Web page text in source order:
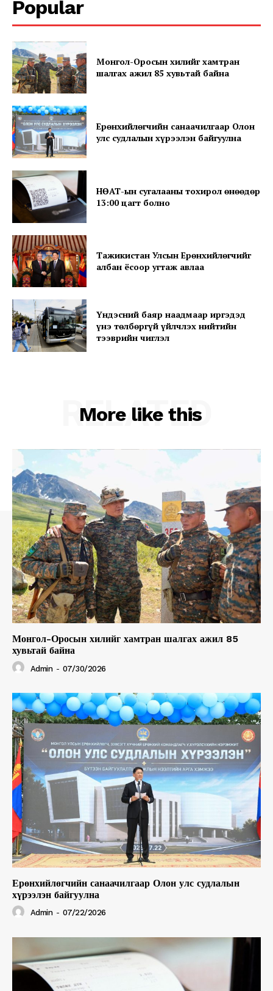
SUBSCRIBE NOW
Company
About
Contact us
Subscription Plans
My account
Popular
Монгол-Оросын хилийг хамтран
шалгах ажил 85 хувьтай байна
Ерөнхийлөгчийн санаачилгаар Олон
улс судлалын хүрээлэн байгуулна
НӨАТ-ын сугалааны тохирол өнөөдөр
13:00 цагт болно
Тажикистан Улсын Ерөнхийлөгчийг
албан ёсоор угтаж авлаа
Үндэсний баяр наадмаар иргэдэд
үнэ төлбөргүй үйлчлэх нийтийн
тээврийн чиглэл
More like this
RELATED
Монгол-Оросын хилийг хамтран шалгах ажил 85
хувьтай байна
Admin - 07/30/2026
Ерөнхийлөгчийн санаачилгаар Олон улс судлалын
хүрээлэн байгуулна
Admin - 07/22/2026